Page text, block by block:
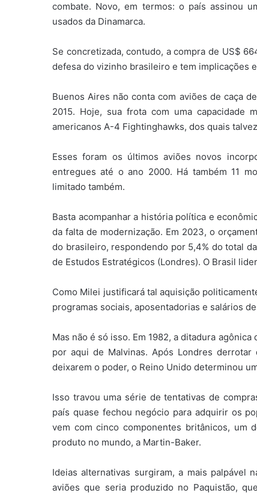
combate. Novo, em termos: o país assinou
usados da Dinamarca.
Se concretizada, contudo, a compra de US$
defesa do vizinho brasileiro e tem implicações
Buenos Aires não conta com aviões de caça
2015. Hoje, sua frota com uma capacidade
americanos A-4 Fightinghawks, dos quais
Esses foram os últimos aviões novos
entregues até o ano 2000. Há também 11
limitado também.
Basta acompanhar a história política e
da falta de modernização. Em 2023, o
do brasileiro, respondendo por 5,4% do total
de Estudos Estratégicos (Londres). O Brasil
Como Milei justificará tal aquisição
programas sociais, aposentadorias e salários
Mas não é só isso. Em 1982, a ditadura
por aqui de Malvinas. Após Londres
deixarem o poder, o Reino Unido determinou
Isso travou uma série de tentativas de
país quase fechou negócio para adquirir os
vem com cinco componentes britânicos, um
produto no mundo, a Martin-Baker.
Ideias alternativas surgiram, a mais palpável
aviões que seria produzido no Paquistão,